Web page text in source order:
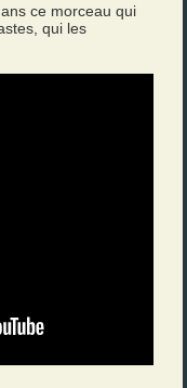
ce morceau qui
qui les